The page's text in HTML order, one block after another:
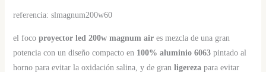
referencia: slmagnum200w60
el focoproyector led 200w magnum aires mezcla de una gran
potencia con un diseño compacto en 100% aluminio 6063pintado al
horno para evitar la oxidación salina, y de gran ligereza para evitar